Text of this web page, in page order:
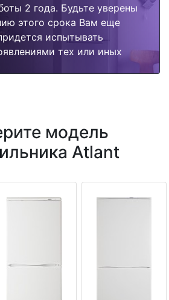
2 года. Будьте уверены
этого срока Вам еще
испытывать
тех или иных
модель
Atlant